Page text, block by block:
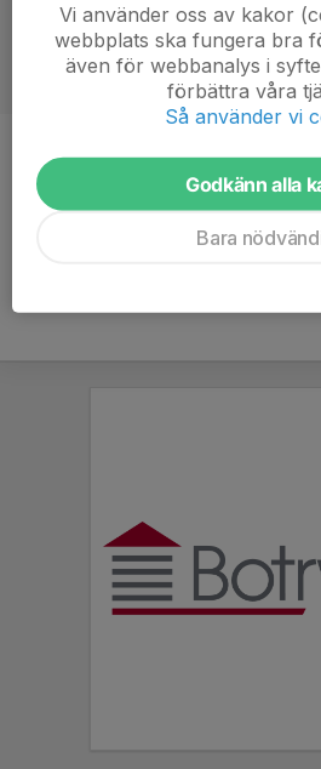
Titel
Tränare
Ålder
42 år
Vi använder oss av kakor
webbplats ska fungera bra
även för webbanalys i
förbättra våra
Så använder vi
Godkänn alla
Bara